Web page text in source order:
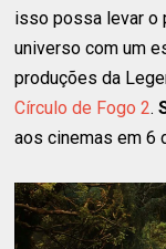
isso possa levar o
universo com um
produções da
Círculo de Fogo 2.
aos cinemas em 6